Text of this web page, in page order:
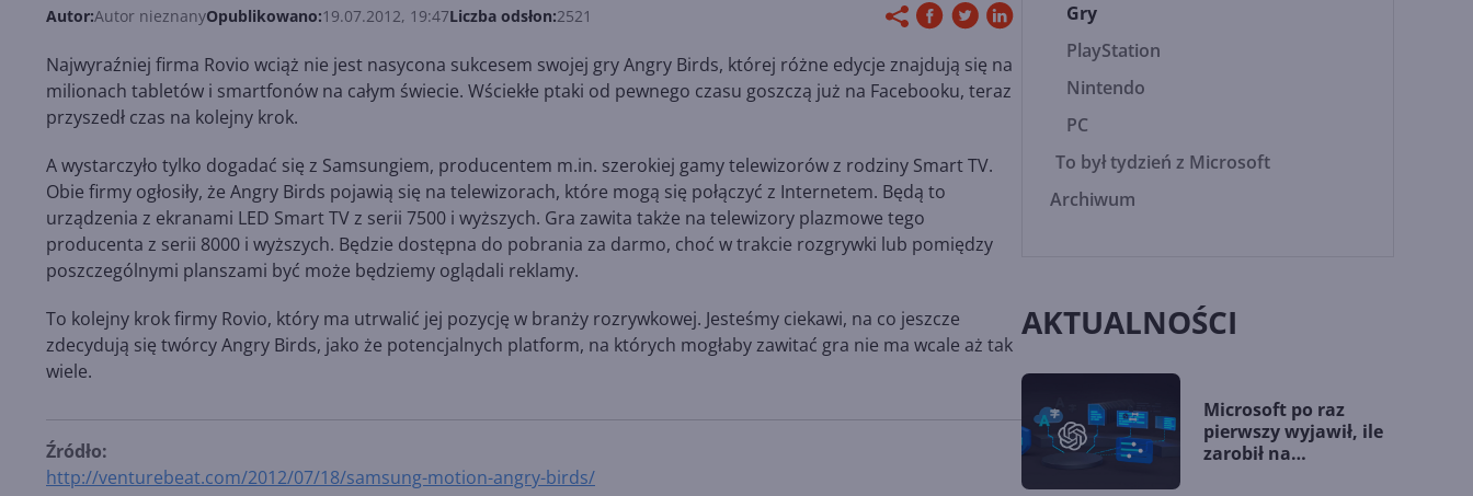
Autor:Autor nieznanyOpublikowano:19.07.2012, 19:47Liczba odsłon:2521
Najwyraźniej firma Rovio wciąż nie jest nasycona sukcesem swojej gry Angry Birds, której różne edycje znajdują się na
milionach tabletów i smartfonów na całym świecie. Wściekłe ptaki od pewnego czasu goszczą już na Facebooku, teraz
przyszedł czas na kolejny krok.
A wystarczyło tylko dogadać się z Samsungiem, producentem m.in. szerokiej gamy telewizorów z rodziny Smart TV.
Obie firmy ogłosiły, że Angry Birds pojawią się na telewizorach, które mogą się połączyć z Internetem. Będą to
urządzenia z ekranami LED Smart TV z serii 7500 i wyższych. Gra zawita także na telewizory plazmowe tego
producenta z serii 8000 i wyższych. Będzie dostępna do pobrania za darmo, choć w trakcie rozgrywki lub pomiędzy
poszczególnymi planszami być może będziemy oglądali reklamy.
To kolejny krok firmy Rovio, który ma utrwalić jej pozycję w branży rozrywkowej. Jesteśmy ciekawi, na co jeszcze
zdecydują się twórcy Angry Birds, jako że potencjalnych platform, na których mogłaby zawitać gra nie ma wcale aż tak
wiele.
Źródło:
http://venturebeat.com/2012/07/18/samsung-motion-angry-birds/
Gry
PlayStation
Nintendo
PC
To był tydzień z Microsoft
Archiwum
AKTUALNOŚCI
Microsoft po raz
pierwszy wyjawił, ile
zarobił na